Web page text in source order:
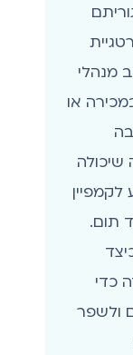
מנהלי
או
לקמפיין
תום.
כדי
ולשפר